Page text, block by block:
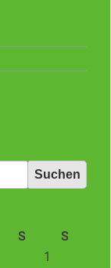
S
S
1